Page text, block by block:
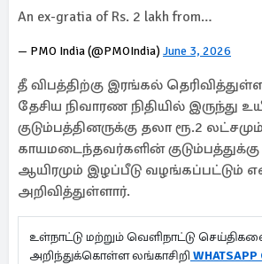
An ex-gratia of Rs. 2 lakh from…
— PMO India (@PMOIndia) June 3, 2026
தீ விபத்திற்கு இரங்கல்
தேசிய நிவாரண நிதியில் இருந்து
குடும்பத்தினருக்கு தலா ரூ.2
காயமடைந்தவர்களின் குடும்பத்துக்கு
ஆயிரமும் இழப்பீடு வழங்கப்பட்டும்
அறிவித்துள்ளார்.
உள்நாட்டு மற்றும் வெளிநாட்டு
அறிந்துக்கொள்ள லங்காசிறி WHATSAPP